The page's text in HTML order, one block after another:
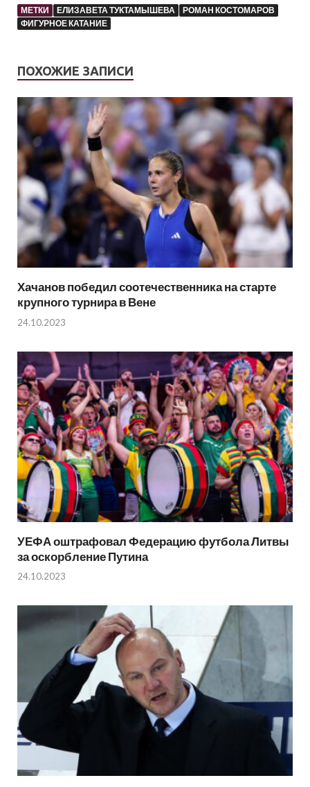
МЕТКИ ЕЛИЗАВЕТА ТУКТАМЫШЕВА
РОМАН КОСТОМАРОВ
ФИГУРНОЕ КАТАНИЕ
ПОХОЖИЕ ЗАПИСИ
Хачанов победил соотечественника на старте
крупного турнира в Вене
24.10.2023
УЕФА оштрафовал Федерацию футбола Литвы
за оскорбление Путина
24.10.2023